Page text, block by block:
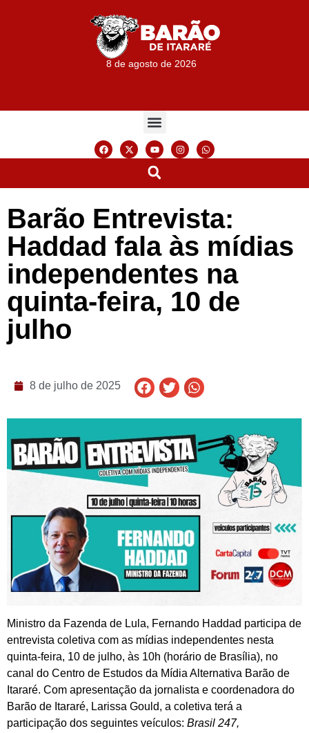
8 de agosto de 2026
Barão Entrevista:
Haddad fala às mídias
independentes na
quinta-feira, 10 de
julho
8 de julho de 2025
Ministro da Fazenda de Lula, Fernando Haddad participa de
entrevista coletiva com as mídias independentes nesta
quinta-feira, 10 de julho, às 10h (horário de Brasília), no
canal do Centro de Estudos da Mídia Alternativa Barão de
Itararé. Com apresentação da jornalista e coordenadora do
Barão de Itararé, Larissa Gould, a coletiva terá a
participação dos seguintes veículos: Brasil 247,